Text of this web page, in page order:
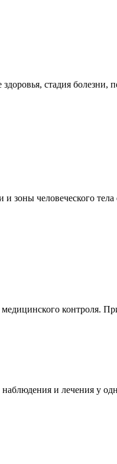
стадия болезни,
человеческого тела
контроля.
и лечения у